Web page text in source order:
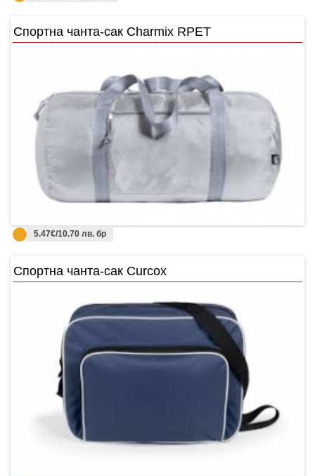
Спортна чанта-сак Charmix RPET
5.47€/10.70 лв. бр
Спортна чанта-сак Curcox